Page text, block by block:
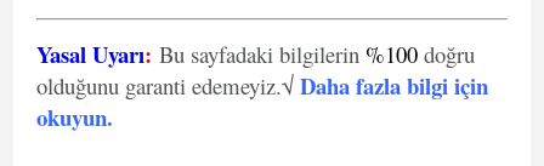
Yasal Uyarı: Bu sayfadaki bilgilerin %100 doğru
olduğunu garanti edemeyiz.√ Daha fazla bilgi için
okuyun.